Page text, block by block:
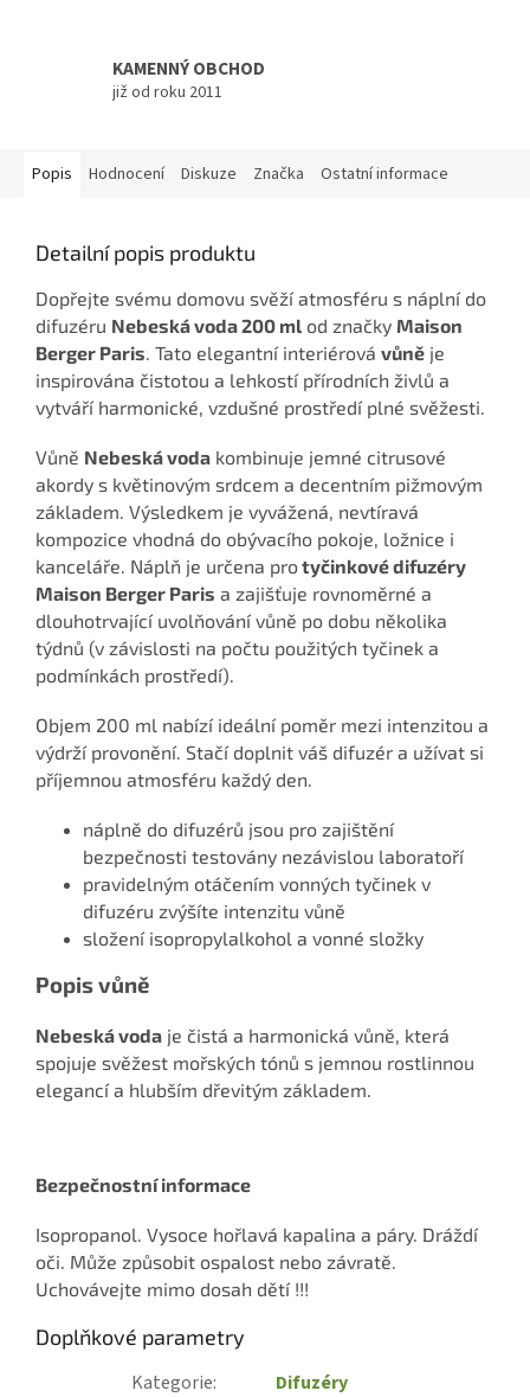
KAMENNÝ OBCHOD
již od roku 2011
Popis Hodnocení Diskuze Značka Ostatní informace
Detailní popis produktu
Dopřejte svému domovu svěží atmosféru s náplní do
difuzéru Nebeská voda 200 ml od značky Maison
Berger Paris . Tato elegantní interiérová vůně je
inspirována čistotou a lehkostí přírodních živlů a
vytváří harmonické, vzdušné prostředí plné svěžesti.
Vůně Nebeská voda kombinuje jemné citrusové
akordy s květinovým srdcem a decentním pižmovým
základem. Výsledkem je vyvážená, nevtíravá
kompozice vhodná do obývacího pokoje, ložnice i
kanceláře. Náplň je určena protyčinkové difuzéry
Maison Berger Paris a zajišťuje rovnoměrné a
dlouhotrvající uvolňování vůně po dobu několika
týdnů (v závislosti na počtu použitých tyčinek a
podmínkách prostředí).
Objem 200 ml nabízí ideální poměr mezi intenzitou a
výdrží provonění. Stačí doplnit váš difuzér a užívat si
příjemnou atmosféru každý den.
náplně do difuzérů jsou pro zajištění
bezpečnosti testovány nezávislou laboratoří
pravidelným otáčením vonných tyčinek v
difuzéru zvýšíte intenzitu vůně
složení isopropylalkohol a vonné složky
Popis vůně
Nebeská voda je čistá a harmonická vůně, která
spojuje svěžest mořských tónů s jemnou rostlinnou
elegancí a hlubším dřevitým základem.
Bezpečnostní informace
Isopropanol. Vysoce hořlavá kapalina a páry. Dráždí
oči. Může způsobit ospalost nebo závratě.
Uchovávejte mimo dosah dětí !!!
Doplňkové parametry
Kategorie: Difuzéry